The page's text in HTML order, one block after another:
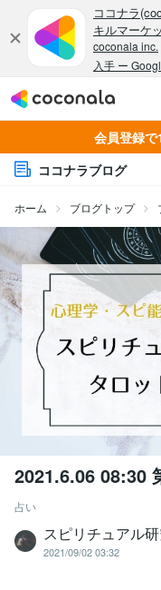
会員登録で
ココナラブログ
ホーム ブログトップ
2021.6.06 08:30
占い
スピリチュアル
2021/09/02 03:32